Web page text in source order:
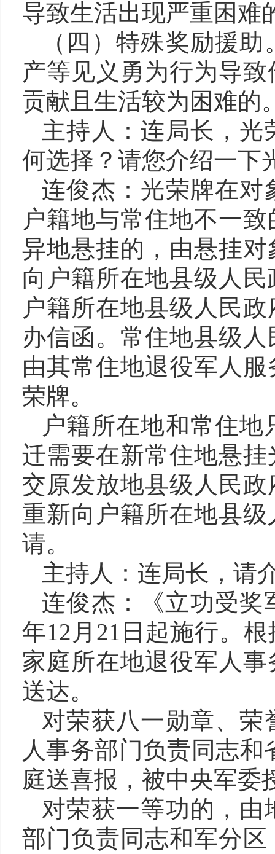
导致生活出现严重困难
（四）特殊奖励援
产等见义勇为行为导
贡献且生活较为困难的
主持人： 连局长，光
何选择 ？ 请您介绍一下
连俊杰 ：光荣牌在
户籍地与常住地不一
异地悬挂的，由悬挂
向户籍所在地县级人
户籍所在地县级人民
办信函。常住地县级
由其常住地退役军人
荣牌。
户籍所在地和常住
迁需要在新常住地悬
交原发放地县级人民
重新向户籍所在地县
请。
主持人： 连局长，请
连俊杰 ：《立功受
年12月21日起施行。 根
家庭所在地退役军人
送达。
对荣获八一勋章、
人事务部门负责同志和
庭送喜报 ， 被中央军委
对荣获一等功的，由
部门负责同志和军分区